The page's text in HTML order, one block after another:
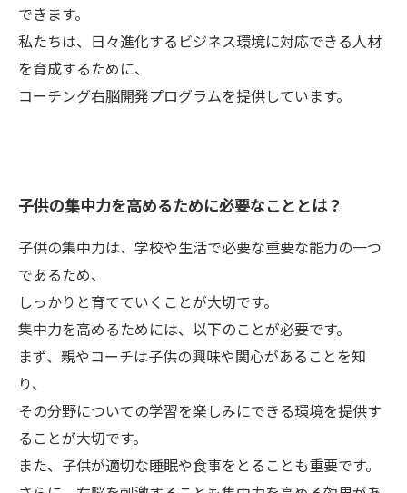
できます。
私たちは、日々進化するビジネス環境に対応できる人材
を育成するために、
コーチング右脳開発プログラムを提供しています。
子供の集中力を高めるために必要なこととは？
子供の集中力は、学校や生活で必要な重要な能力の一つ
であるため、
しっかりと育てていくことが大切です。
集中力を高めるためには、以下のことが必要です。
まず、親やコーチは子供の興味や関心があることを知
り、
その分野についての学習を楽しみにできる環境を提供す
ることが大切です。
また、子供が適切な睡眠や食事をとることも重要です。